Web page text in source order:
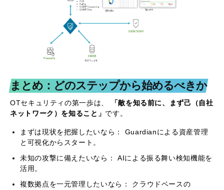
まとめ：どのステップから始めるべきか
OTセキュリティの第一歩は、
「敵を知る前に、まず己（自社
ネットワーク）を知ること」 です。
まずは現状を把握したいなら： Guardianによる資産管理
と可視化からスタート。
未知の攻撃に備えたいなら： AIによる振る舞い検知機能を
活用。
複数拠点を一元管理したいなら： クラウドベースの